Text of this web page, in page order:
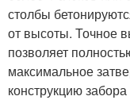
столбы
от высоты. Точное
позволяет
максимальное
конструкцию